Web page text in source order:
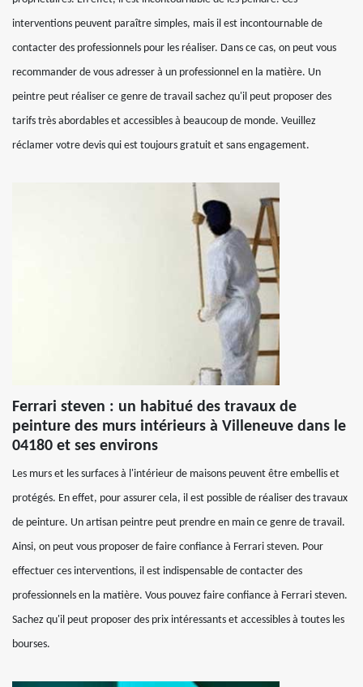
interventions peuvent paraître simples, mais il est incontournable de
contacter des professionnels pour les réaliser. Dans ce cas, on peut vous
recommander de vous adresser à un professionnel en la matière. Un
peintre peut réaliser ce genre de travail sachez qu'il peut proposer des
tarifs très abordables et accessibles à beaucoup de monde. Veuillez
réclamer votre devis qui est toujours gratuit et sans engagement.
Ferrari steven : un habitué des travaux de
peinture des murs intérieurs à Villeneuve dans le
04180 et ses environs
Les murs et les surfaces à l'intérieur de maisons peuvent être embellis et
protégés. En effet, pour assurer cela, il est possible de réaliser des travaux
de peinture. Un artisan peintre peut prendre en main ce genre de travail.
Ainsi, on peut vous proposer de faire confiance à Ferrari steven. Pour
effectuer ces interventions, il est indispensable de contacter des
professionnels en la matière. Vous pouvez faire confiance à Ferrari steven.
Sachez qu'il peut proposer des prix intéressants et accessibles à toutes les
bourses.